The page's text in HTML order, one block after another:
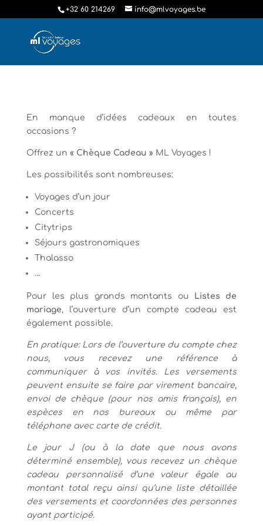
+32 60 214269 info@mlvoyages.be
En manque d’idées cadeaux en toutes
occasions ?
Offrez un « Chèque Cadeau » ML Voyages !
Les possibilités sont nombreuses:
Voyages d’un jour
Concerts
Citytrips
Séjours gastronomiques
Thalasso
…
Pour les plus grands montants ou
Listes de
mariage, l’ouverture d’un compte cadeau est
également possible.
En pratique: Lors de l’ouverture du compte chez
nous, vous recevez une référence à
communiquer à vos invités. Les versements
peuvent ensuite se faire par virement bancaire,
envoi de chèque (pour nos amis français), en
espèces en nos bureaux ou même par
téléphone avec carte de crédit.
Le jour J (ou à la date que nous avons
déterminé ensemble), vous recevez un chèque
cadeau personnalisé d’une valeur égale au
montant total reçu ainsi qu’une liste détaillée
des versements et coordonnées des personnes
ayant participé.